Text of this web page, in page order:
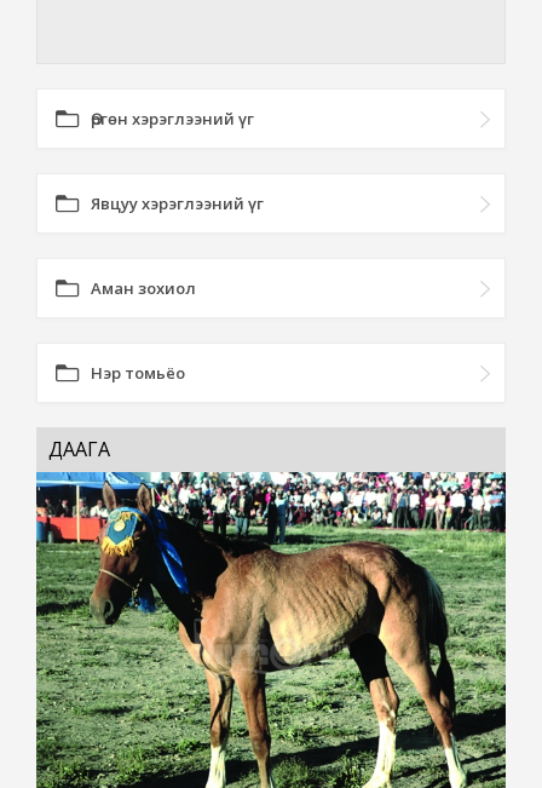
Өргөн хэрэглээний үг
Явцуу хэрэглээний үг
Аман зохиол
Нэр томьёо
ДААГА